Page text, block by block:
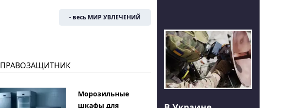
- весь МИР УВЛЕЧЕНИЙ
ПРАВОЗАЩИТНИК
Морозильные
шкафы для